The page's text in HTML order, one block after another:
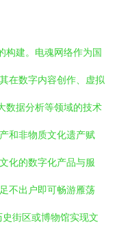
构建。电魂网络作为国
在数字内容创作、虚拟
数据分析等领域的技术
和非物质文化遗产赋
化的数字化产品与服
不出户即可畅游雁荡
街区或博物馆实现文